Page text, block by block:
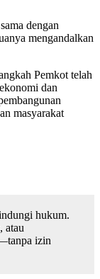
dengan
mengandalkan
Pemkot telah
dan
masyarakat
hukum.
atau
izin